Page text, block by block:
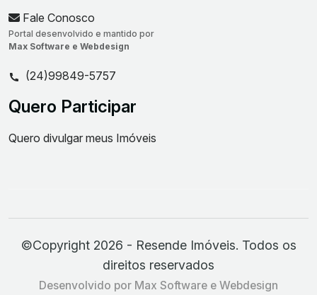
Fale Conosco
Portal desenvolvido e mantido por
Max Software e Webdesign
(24)99849-5757
Quero Participar
Quero divulgar meus Imóveis
©Copyright 2026 - Resende Imóveis. Todos os
direitos reservados
Desenvolvido por Max Software e Webdesign